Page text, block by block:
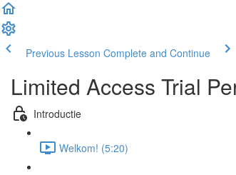
Previous Lesson Complete and Continue
Limited Access Trial
Introductie
Welkom! (5:20)